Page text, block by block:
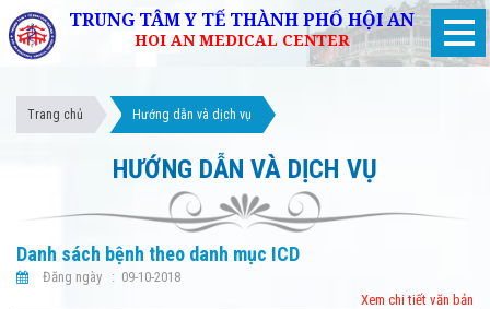
Trang chủ Hướng dẫn và dịch vụ
HƯỚNG DẪN VÀ DỊCH VỤ
Danh sách bệnh theo danh mục ICD
Đăng ngày : 09-10-2018
Xem chi tiết văn bản
TRUNG TÂM Y TẾ THÀNH PHỐ HỘI AN
HOI AN MEDICAL CENTER